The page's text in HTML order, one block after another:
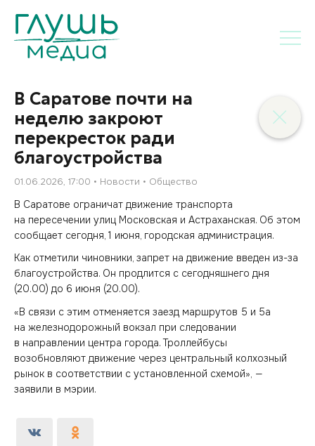
В Саратове почти на
неделю закроют
перекресток ради
благоустройства
01.06.2026, 17:00 Новости Общество
В Саратове ограничат движение транспорта
на пересечении улиц Московская и Астраханская. Об этом
сообщает сегодня, 1 июня, городская администрация.
Как отметили чиновники, запрет на движение введен из-за
благоустройства. Он продлится с сегодняшнего дня
(20.00) до 6 июня (20.00).
«В связи с этим отменяется заезд маршрутов 5 и 5а
на железнодорожный вокзал при следовании
в направлении центра города. Троллейбусы
возобновляют движение через центральный колхозный
рынок в соответствии с установленной схемой», —
заявили в мэрии.